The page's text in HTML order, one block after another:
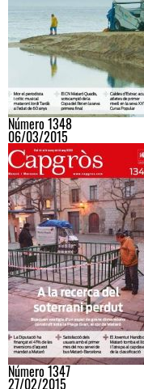
Número 1348
06/03/2015
Número 1347
27/02/2015